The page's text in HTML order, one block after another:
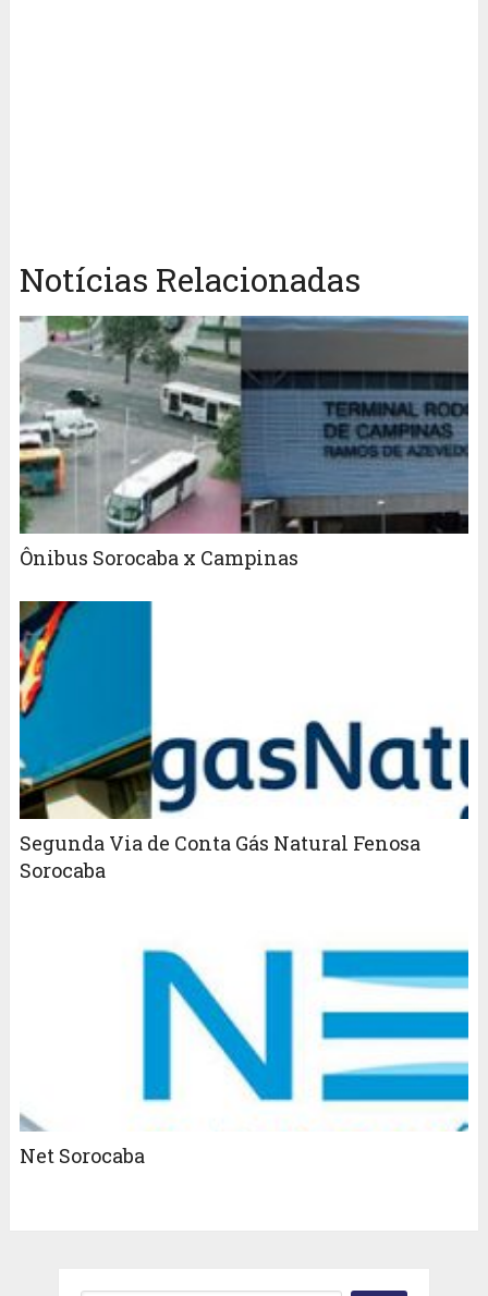
Notícias Relacionadas
Ônibus Sorocaba x Campinas
Segunda Via de Conta Gás Natural Fenosa
Sorocaba
Net Sorocaba